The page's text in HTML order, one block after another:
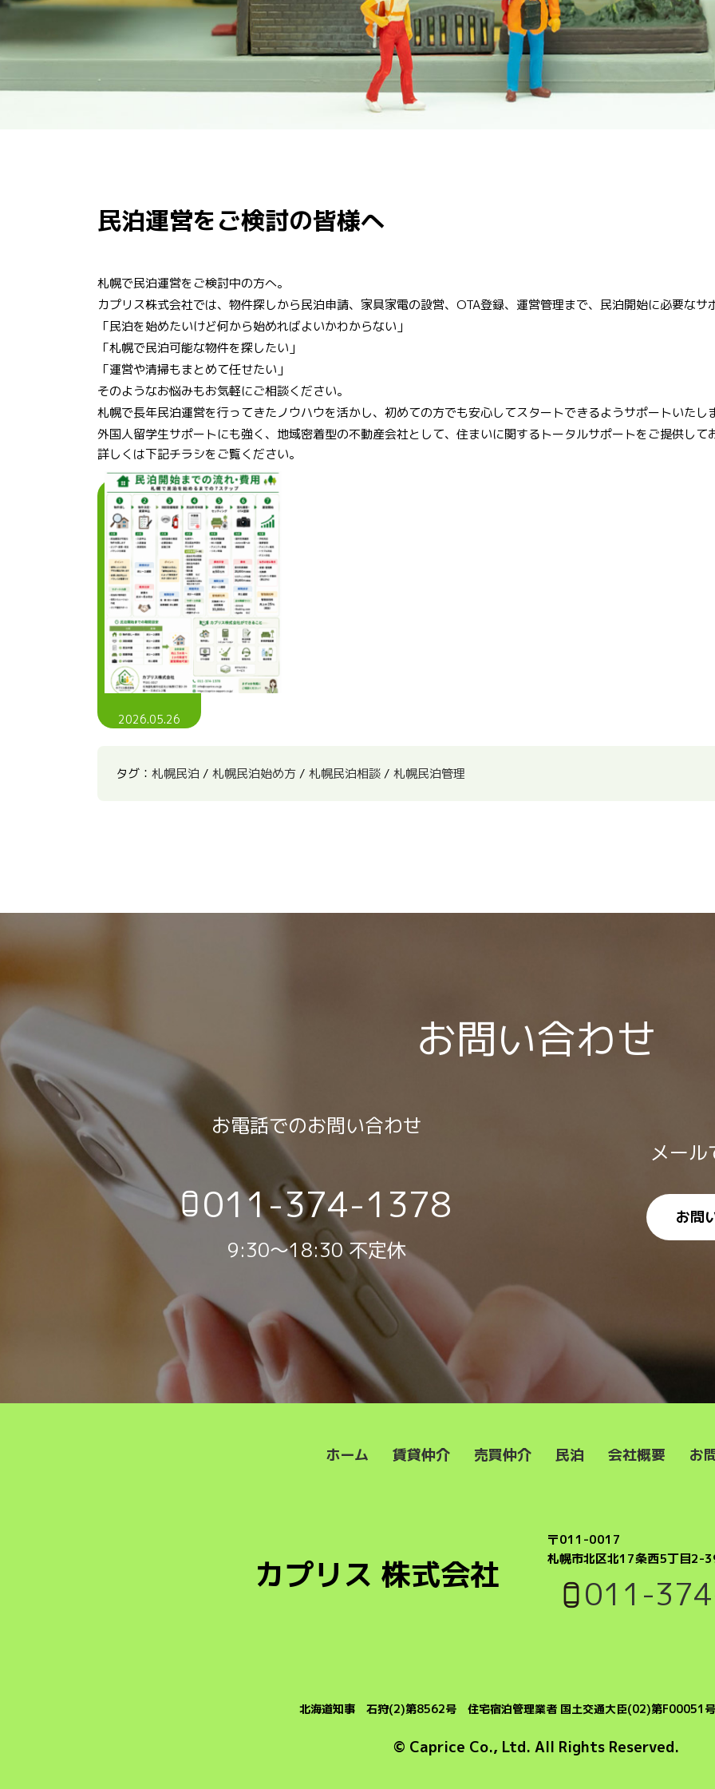
民泊運営をご検討の皆様へ
札幌で民泊運営をご検討中の方へ。
カプリス株式会社では、物件探しから民泊申請、家具家電の設営、OTA登録、運営管理まで、民泊開始に必要なサ
「民泊を始めたいけど何から始めればよいかわからない」
「札幌で民泊可能な物件を探したい」
「運営や清掃もまとめて任せたい」
そのようなお悩みもお気軽にご相談ください。
札幌で長年民泊運営を行ってきたノウハウを活かし、初めての方でも安心してスタートできるようサポートいたし
外国人留学生サポートにも強く、地域密着型の不動産会社として、住まいに関するトータルサポートをご提供して
詳しくは下記チラシをご覧ください。
2026.05.26
タグ： 札幌民泊 / 札幌民泊始め方/ 札幌民泊相談/ 札幌民泊管理
お問い合わせ
お電話でのお問い合わせ
011-374-1378
9:30～18:30 不定休
メー
お問
ホーム 賃貸仲介 売買仲介 民泊 会社概要 お
カプリス 株式会社
〒011-0017
札幌市北区北17条西5丁目2-
011-
北海道知事 石狩(2)第8562号 住宅宿泊管理業者 国土交通大臣(02)第F00051号
© Caprice Co., Ltd. All Rights Reserved.